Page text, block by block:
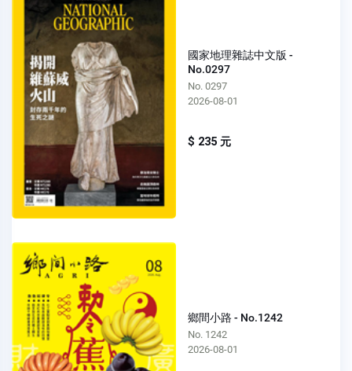
國家地理雜誌中文版 -
No.0297
No. 0297
2026-08-01
$ 235 元
鄉間小路 - No.1242
No. 1242
2026-08-01